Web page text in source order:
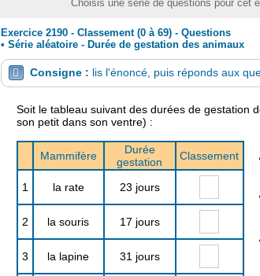
Choisis une série de questions pour cet
Exercice 2190 - Classement (0 à 69) - Questions
• Série aléatoire - Durée de gestation des animaux
 Consigne : lis l'énoncé, puis réponds aux
Soit le tableau suivant des durées de gestation
son petit dans son ventre) :
Mammifère
Durée
gestation
Classement
1 la rate 23 jours
2 la souris 17 jours
3 la lapine 31 jours